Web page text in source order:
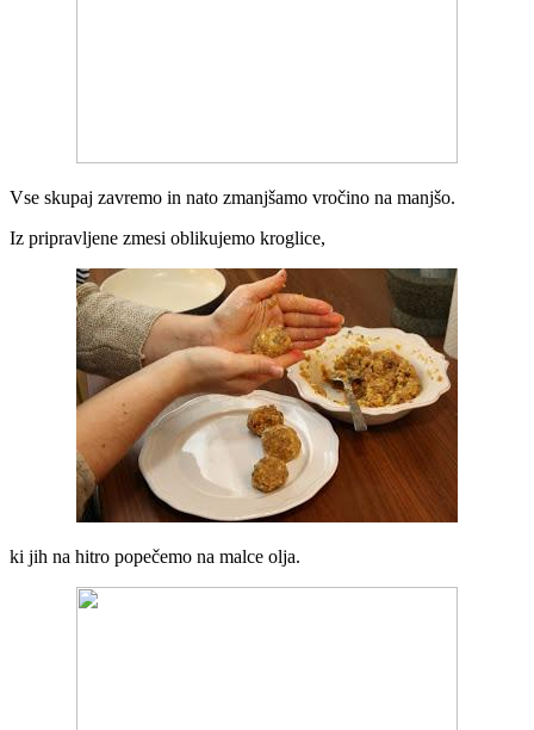
Vse skupaj zavremo in nato zmanjšamo vročino na manjšo.
Iz pripravljene zmesi oblikujemo kroglice,
ki jih na hitro popečemo na malce olja.